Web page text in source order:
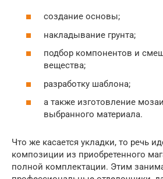
создание основы;
накладывание грунта;
подбор компонентов и
вещества;
разработку шаблона;
а также изготовление
выбранного материала.
Что же касается укладки, то речь
композиции из приобретенного
полной комплектации. Этим